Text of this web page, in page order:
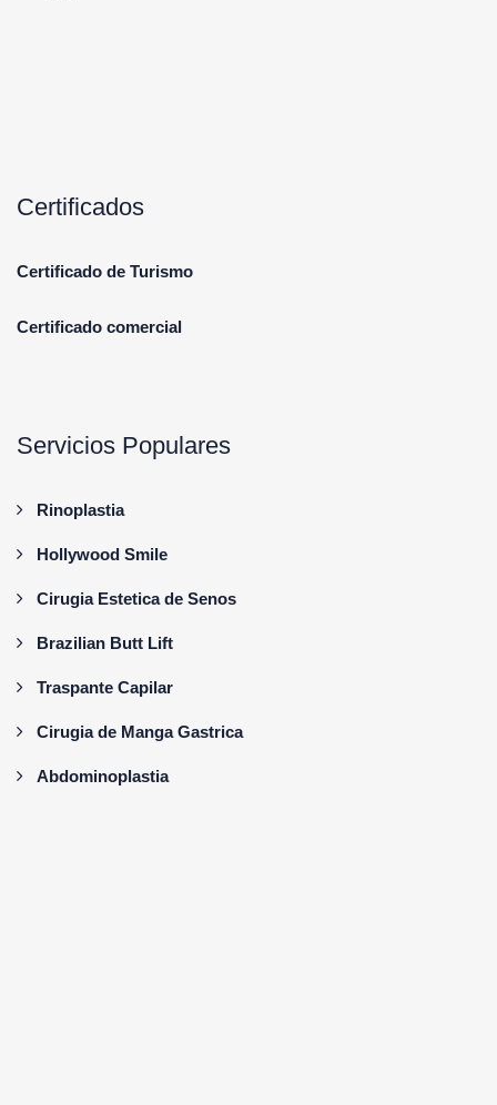
Certificados
Certificado de Turismo
Certificado comercial
Servicios Populares
Rinoplastia
Hollywood Smile
Cirugia Estetica de Senos
Brazilian Butt Lift
Traspante Capilar
Cirugia de Manga Gastrica
Abdominoplastia